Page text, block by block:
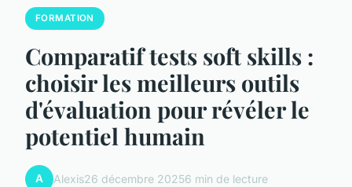
FORMATION
Comparatif tests soft skills :
choisir les meilleurs outils
d'évaluation pour révéler le
potentiel humain
A Alexis26 décembre 20256 min de lecture